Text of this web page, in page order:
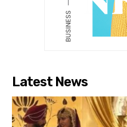
Latest News